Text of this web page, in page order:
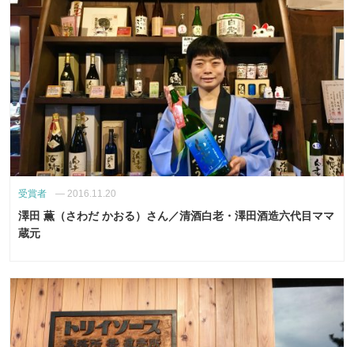
受賞者 — 2016.11.20
澤田 薫（さわだ かおる）さん／清酒白老・澤田酒造六代目ママ
蔵元